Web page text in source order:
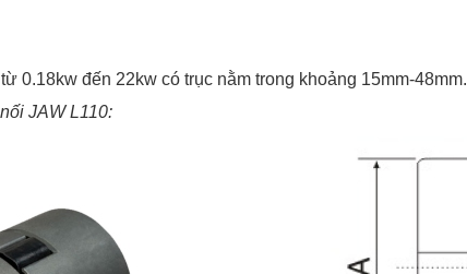
0.18kw đến 22kw có trục nằm trong khoảng 15mm-48mm.
JAW L110: